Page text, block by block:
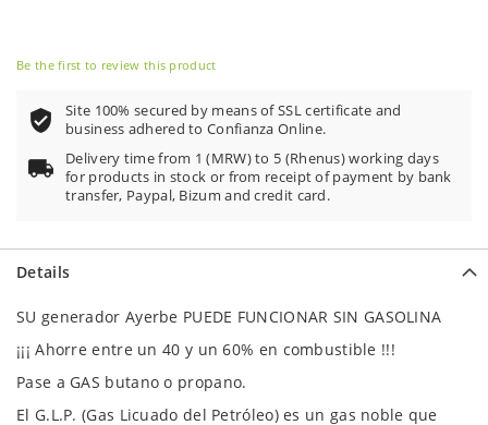
Be the first to review this product
Site 100% secured by means of SSL certificate and
business adhered to Confianza Online.
Delivery time from 1 (MRW) to 5 (Rhenus) working days
for products in stock or from receipt of payment by bank
transfer, Paypal, Bizum and credit card.
Details
SU generador Ayerbe PUEDE FUNCIONAR SIN GASOLINA
¡¡¡ Ahorre entre un 40 y un 60% en combustible !!!
Pase a GAS butano o propano.
El G.L.P. (Gas Licuado del Petróleo) es un gas noble que